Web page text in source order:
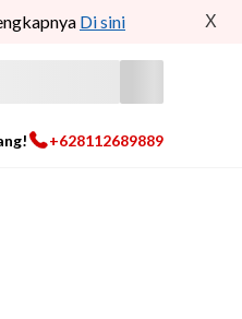
Di sini X
+628112689889